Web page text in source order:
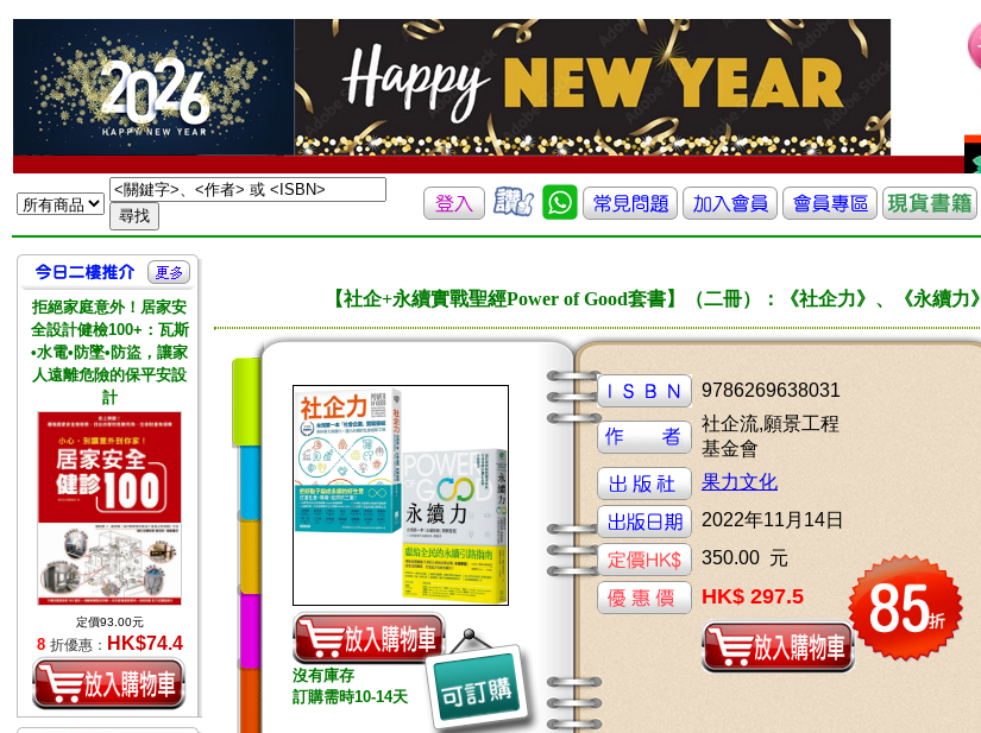
拒絕家庭意外！居家安
全設計健檢100+：瓦斯
•水電•防墜•防盜，讓家
人遠離危險的保平安設
計
定價93.00元
8 折優惠： HK$74.4
【社企+永續實戰聖經Power of Good套書】（二冊）：《社企力》、《永續力》
沒有庫存
訂購需時10-14天
9786269638031
社企流,願景工程
基金會
果力文化
2022年11月14日
350.00 元
HK$ 297.5